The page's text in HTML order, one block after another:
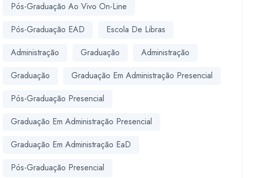
Pós-Graduação Ao Vivo On-Line
Pós-Graduação EAD
Escola De Libras
Administração
Graduação
Administração
Graduação
Graduação Em Administração Presencial
Pós-Graduação Presencial
Graduação Em Administração Presencial
Graduação Em Administração EaD
Pós-Graduação Presencial